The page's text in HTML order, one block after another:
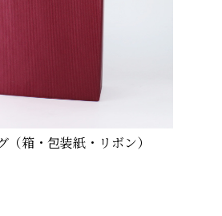
（箱・包装紙・リボン）